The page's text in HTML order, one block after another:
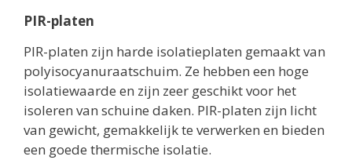
PIR-platen
PIR-platen zijn harde isolatieplaten gemaakt van
polyisocyanuraatschuim. Ze hebben een hoge
isolatiewaarde en zijn zeer geschikt voor het
isoleren van schuine daken. PIR-platen zijn licht
van gewicht, gemakkelijk te verwerken en bieden
een goede thermische isolatie.